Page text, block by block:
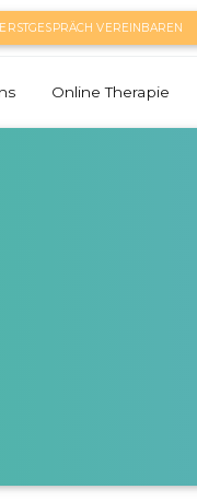
VEREINBAREN
Online Therapie